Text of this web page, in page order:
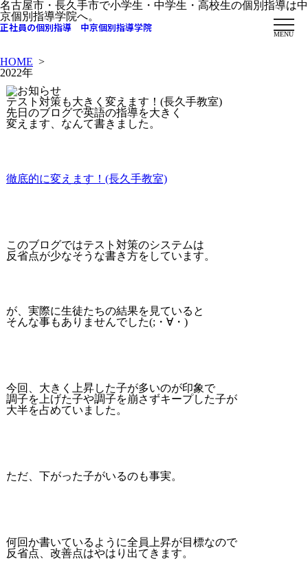
名古屋市・長久手市で小学生・中学生・高校生の個別指導は中
京個別指導学院へ。
正社員の個別指導 中京個別指導学院
MENU
HOME >
2022年
テスト対策も大きく変えます！(長久手教室)
先日のブログで英語の指導を大きく
変えます、なんて書きました。
徹底的に変えます！(長久手教室)
このブログではテスト対策のシステムは
反省点が少なそうな書き方をしています。
が、実際に生徒たちの結果を見ていると
そんな事もありませんでした(;・∀・)
今回、大きく上昇した子が多いのが印象で
調子を上げた子や調子を崩さずキープした子が
大半を占めていました。
ただ、下がった子がいるのも事実。
何回か書いているように全員上昇が目標なので
反省点、改善点はやはり出てきます。